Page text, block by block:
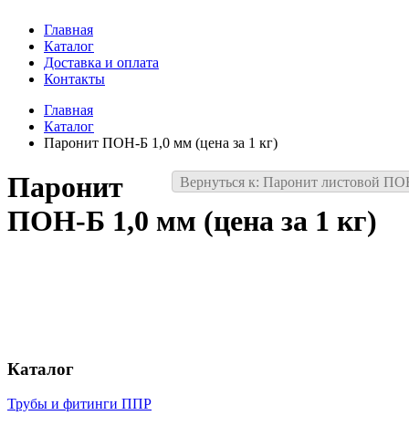
Главная
Каталог
Доставка и оплата
Контакты
Главная
Каталог
Паронит ПОН-Б 1,0 мм (цена за 1 кг)
Вернуться к: Паронит листовой
Паронит
ПОН-Б 1,0 мм (цена за 1 кг)
Каталог
Трубы и фитинги ППР